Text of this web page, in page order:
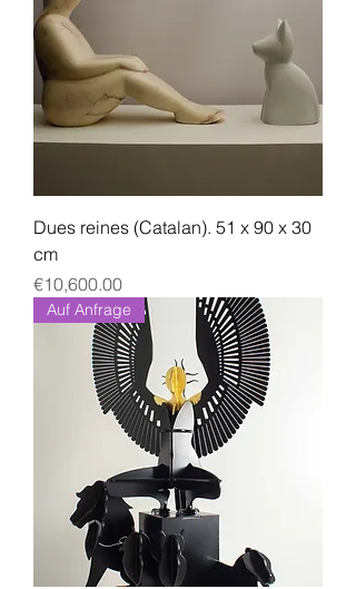
Dues reines (Catalan). 51 x 90 x 30
cm
Price
€10,600.00
Auf Anfrage